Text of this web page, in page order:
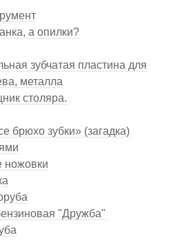
а опилки?
зубчатая пластина для
металла
столяра.
брюхо зубки» (загадка)
ножовки
"Дружба"